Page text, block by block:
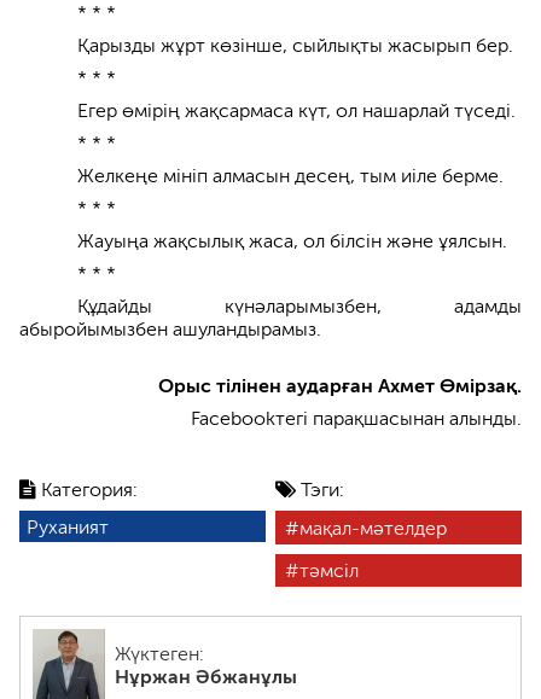
Категория:
Руханият
Тэги:
мақал-мәтелдер
тәмсіл
Жүктеген:
Нұржан Әбжанұлы
* * *
Қарызды жұрт көзінше, сыйлықты жасырып бер.
* * *
Егер өмірің жақсармаса күт, ол нашарлай түседі.
* * *
Желкеңе мініп алмасын десең, тым иіле берме.
* * *
Жауыңа жақсылық жаса, ол білсін және ұялсын.
* * *
Құдайды күнәларымызбен, адамды
абыройымызбен ашуландырамыз.
Орыс тілінен аударған Ахмет Өмірзақ.
Facebookтегі парақшасынан алынды.